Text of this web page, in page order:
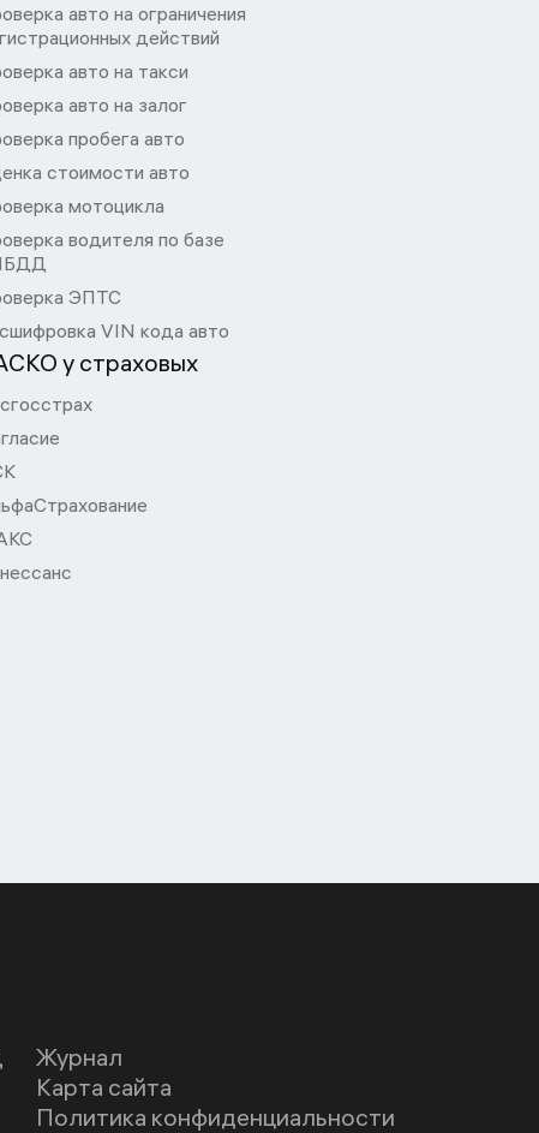
авто на ограничения
действий
авто на такси
авто на залог
пробега авто
стоимости авто
мотоцикла
водителя по базе
ЭПТС
VIN кода авто
у страховых
Журнал
Карта сайта
Политика конфиденциальности